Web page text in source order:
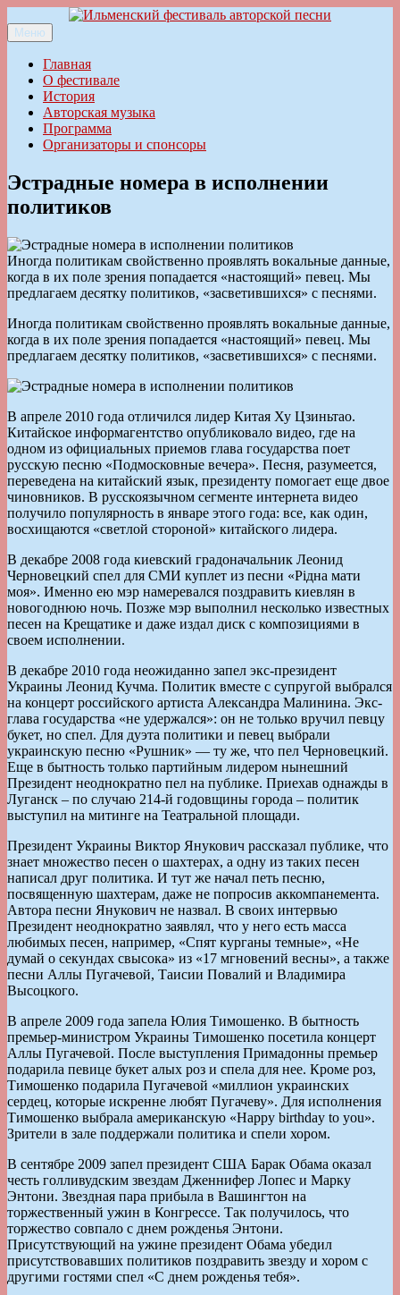
к
содержимому
Ильменский фестиваль авторской песни
Меню
Главная
О фестивале
История
Авторская музыка
Программа
Организаторы и спонсоры
Эстрадные номера в исполнении
политиков
Иногда политикам свойственно проявлять вокальные данные,
когда в их поле зрения попадается «настоящий» певец. Мы
предлагаем десятку политиков, «засветившихся» с песнями.
Иногда политикам свойственно проявлять вокальные данные,
когда в их поле зрения попадается «настоящий» певец. Мы
предлагаем десятку политиков, «засветившихся» с песнями.
В апреле 2010 года отличился лидер Китая Ху Цзиньтао.
Китайское информагентство опубликовало видео, где на
одном из официальных приемов глава государства поет
русскую песню «Подмосковные вечера». Песня, разумеется,
переведена на китайский язык, президенту помогает еще двое
чиновников. В русскоязычном сегменте интернета видео
получило популярность в январе этого года: все, как один,
восхищаются «светлой стороной» китайского лидера.
В декабре 2008 года киевский градоначальник Леонид
Черновецкий спел для СМИ куплет из песни «Рідна мати
моя». Именно ею мэр намеревался поздравить киевлян в
новогоднюю ночь. Позже мэр выполнил несколько известных
песен на Крещатике и даже издал диск с композициями в
своем исполнении.
В декабре 2010 года неожиданно запел экс-президент
Украины Леонид Кучма. Политик вместе с супругой выбрался
на концерт российского артиста Александра Малинина. Экс-
глава государства «не удержался»: он не только вручил певцу
букет, но спел. Для дуэта политики и певец выбрали
украинскую песню «Рушник» — ту же, что пел Черновецкий.
Еще в бытность только партийным лидером нынешний
Президент неоднократно пел на публике. Приехав однажды в
Луганск – по случаю 214-й годовщины города – политик
выступил на митинге на Театральной площади.
Президент Украины Виктор Янукович рассказал публике, что
знает множество песен о шахтерах, а одну из таких песен
написал друг политика. И тут же начал петь песню,
посвященную шахтерам, даже не попросив аккомпанемента.
Автора песни Янукович не назвал. В своих интервью
Президент неоднократно заявлял, что у него есть масса
любимых песен, например, «Спят курганы темные», «Не
думай о секундах свысока» из «17 мгновений весны», а также
песни Аллы Пугачевой, Таисии Повалий и Владимира
Высоцкого.
В апреле 2009 года запела Юлия Тимошенко. В бытность
премьер-министром Украины Тимошенко посетила концерт
Аллы Пугачевой. После выступления Примадонны премьер
подарила певице букет алых роз и спела для нее. Кроме роз,
Тимошенко подарила Пугачевой «миллион украинских
сердец, которые искренне любят Пугачеву». Для исполнения
Тимошенко выбрала американскую «Happy birthday to you».
Зрители в зале поддержали политика и спели хором.
В сентябре 2009 запел президент США Барак Обама оказал
честь голливудским звездам Дженнифер Лопес и Марку
Энтони. Звездная пара прибыла в Вашингтон на
торжественный ужин в Конгрессе. Так получилось, что
торжество совпало с днем рожденья Энтони.
Присутствующий на ужине президент Обама убедил
присутствовавших политиков поздравить звезду и хором с
другими гостями спел «С днем рожденья тебя».